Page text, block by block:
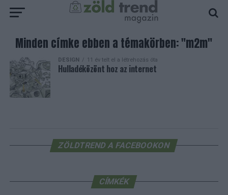
Minden címke ebben a témakörben: "m2m"
DESIGN 11 év telt el a létrehozás óta
Hulladéközönt hoz az internet
ZÖLDTREND A FACEBOOKON
CÍMKÉK